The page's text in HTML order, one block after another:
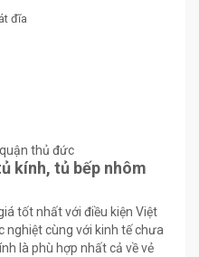
đĩa
thủ đức
kính, tủ bếp nhôm
tốt nhất với điều kiện Việt
nghiệt cùng với kinh tế chưa
là phù hợp nhất cả về vẻ